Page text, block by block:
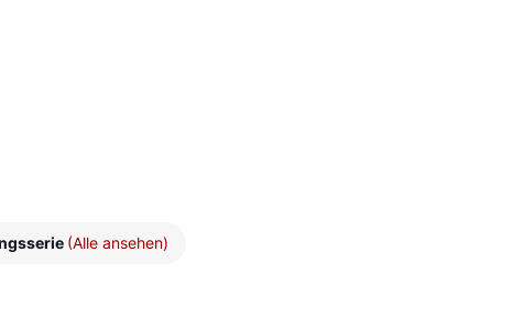
(Alle ansehen)